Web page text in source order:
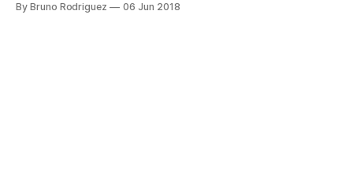
avançado. As melhores condutas médicas são baseadas
By Bruno Rodriguez 06 Jun 2018